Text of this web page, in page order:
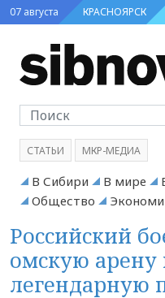
07 августа КРАСНОЯРСК
СТАТЬИ МКР-МЕДИА
В Сибири В мире
Общество
Российский
омскую
легендарную